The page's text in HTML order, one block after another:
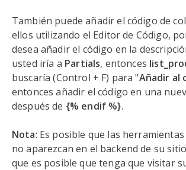
También puede añadir el código de
ellos utilizando el Editor de Código,
desea añadir el código en la
usted iría a Partials, entonces
buscaría (Control + F) para "Añadir al
entonces añadir el código en una
después de {% endif %}.
Nota: Es posible que las
no aparezcan en el backend de su
que es posible que tenga que visitar